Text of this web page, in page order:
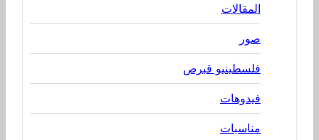
المقالات
صور
فلسطينيو قبرص
فيدوهات
مناسبات